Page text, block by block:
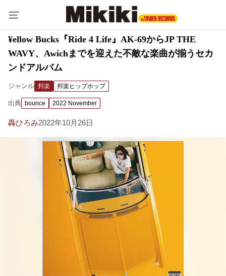
¥ellow Bucks『Ride 4 Life』AK-69からJP THE
WAVY、Awichまでを迎えた不敵な楽曲が揃うセカ
ンドアルバム
ジャンル 邦楽 邦楽ヒップホップ
出典 bounce 2022 November
轟ひろみ2022年10月26日